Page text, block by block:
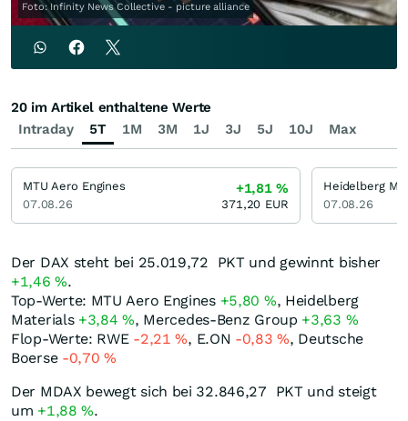
Foto: Infinity News Collective - picture alliance
Der DAX steht bei 25.019,72 PKTund gewinnt bisher
+1,46%.
Top-Werte: MTU Aero Engines +5,80 %, Heidelberg
Materials +3,84%, Mercedes-Benz Group +3,63 %
Flop-Werte: RWE -2,21%, E.ON -0,83%, Deutsche
Boerse -0,70%
Der MDAX bewegt sich bei 32.846,27
PKTund steigt
um +1,88%.
Intraday 5T 1M 3M 1J 3J 5J 10J Max
20 im Artikel enthaltene Werte
MTU Aero Engines
07.08.26
+1,81%
371,20 EUR
Heidelberg
07.08.26